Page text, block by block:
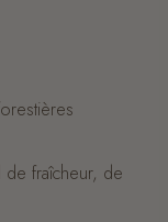
de fraîcheur, de